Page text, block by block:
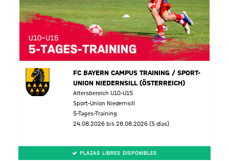
FC BAYERN CAMPUS TRAINING / SPORT-
UNION NIEDERNSILL (ÖSTERREICH)
Altersbereich U10-U15
Sport-Union Niedernsill
5-Tages-Training
24.08.2026 bis 28.08.2026 (5 días)
PLAZAS LIBRES DISPONIBLES